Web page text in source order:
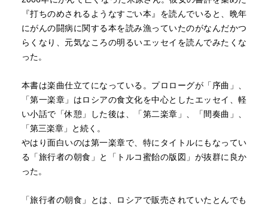
『打ちのめされるようなすごい本』を読んでいると、晩年
にがんの闘病に関する本を読み漁っていたのがなんだかつ
らくなり、元気なころの明るいエッセイを読んでみたくな
った。
本書は楽曲仕立てになっている。プロローグが「序曲」、
「第一楽章」はロシアの食文化を中心としたエッセイ、軽
い小話で「休憩」した後は、「第二楽章」、「間奏曲」、
「第三楽章」と続く。
やはり面白いのは第一楽章で、特にタイトルにもなってい
る「旅行者の朝食」と「トルコ蜜飴の版図」が抜群に良か
った。
「旅行者の朝食」とは、ロシアで販売されていたとんでも